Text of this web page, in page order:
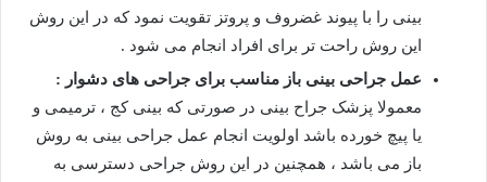
بینی را با پیوند غضروف و پروتز تقویت نمود که در این روش
این روش راحت تر برای افراد انجام می شود .
عمل جراحی بینی باز مناسب برای جراحی های دشوار :
معمولا پزشک جراح بینی در صورتی که بینی کج ، ترمیمی و
یا پیچ خورده باشد اولویت انجام عمل جراحی بینی به روش
باز می باشد ، همچنین در این روش جراحی دسترسی به